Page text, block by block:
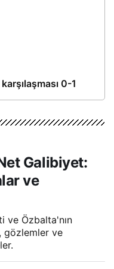
0-1
Galibiyet:
ve
ve Özbalta'nın
gözlemler ve